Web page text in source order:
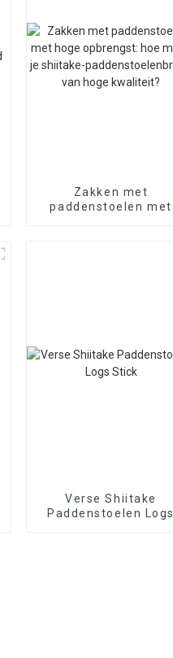
Zakken met
paddenstoelen met
Verse Shiitake
Paddenstoelen Logs